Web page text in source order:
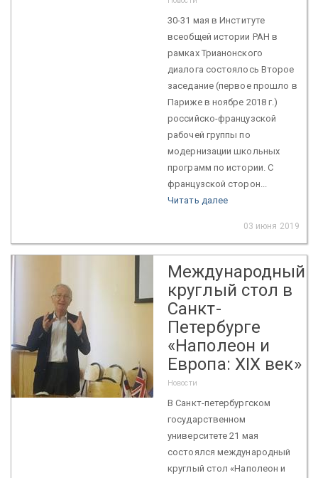
30-31 мая в Институте
всеобщей истории РАН в
рамках Трианонского
диалога состоялось Второе
заседание (первое прошло в
Париже в ноябре 2018 г.)
российско-французской
рабочей группы по
модернизации школьных
программ по истории. С
французской сторон...
Читать далее
03 июня 2019
Международный
круглый стол в
Санкт-
Петербурге
«Наполеон и
Европа: XIX век»
Новости
В Санкт-петербургском
государственном
университете 21 мая
состоялся международный
круглый стол «Наполеон и